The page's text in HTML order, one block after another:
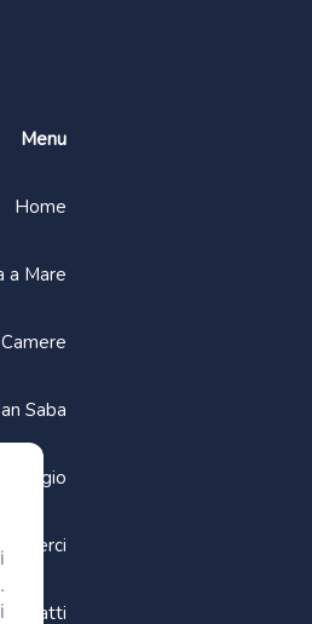
Menu
Home
a Mare
Camere
Saba
viaggio
Contatti